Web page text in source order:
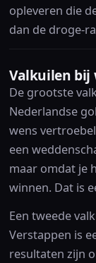
opleveren die
dan de droge-
Valkuilen bij
De grootste
Nederlandse
wens
een
maar omdat je
winnen. Dat is
Een tweede
Verstappen is
resultaten zijn